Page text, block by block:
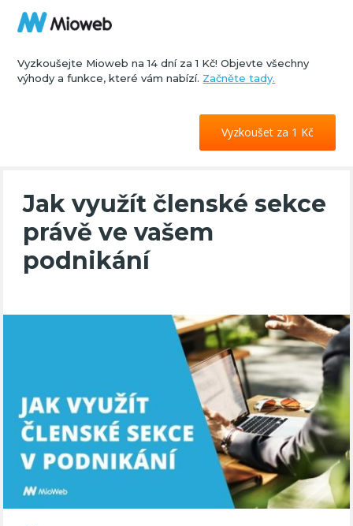
Vyzkoušejte Mioweb na 14 dní za 1 Kč! Objevte všechny
výhody a funkce, které vám nabízí. Začněte tady.
Vyzkoušet za 1 Kč
Jak využít členské sekce
právě ve vašem
podnikání